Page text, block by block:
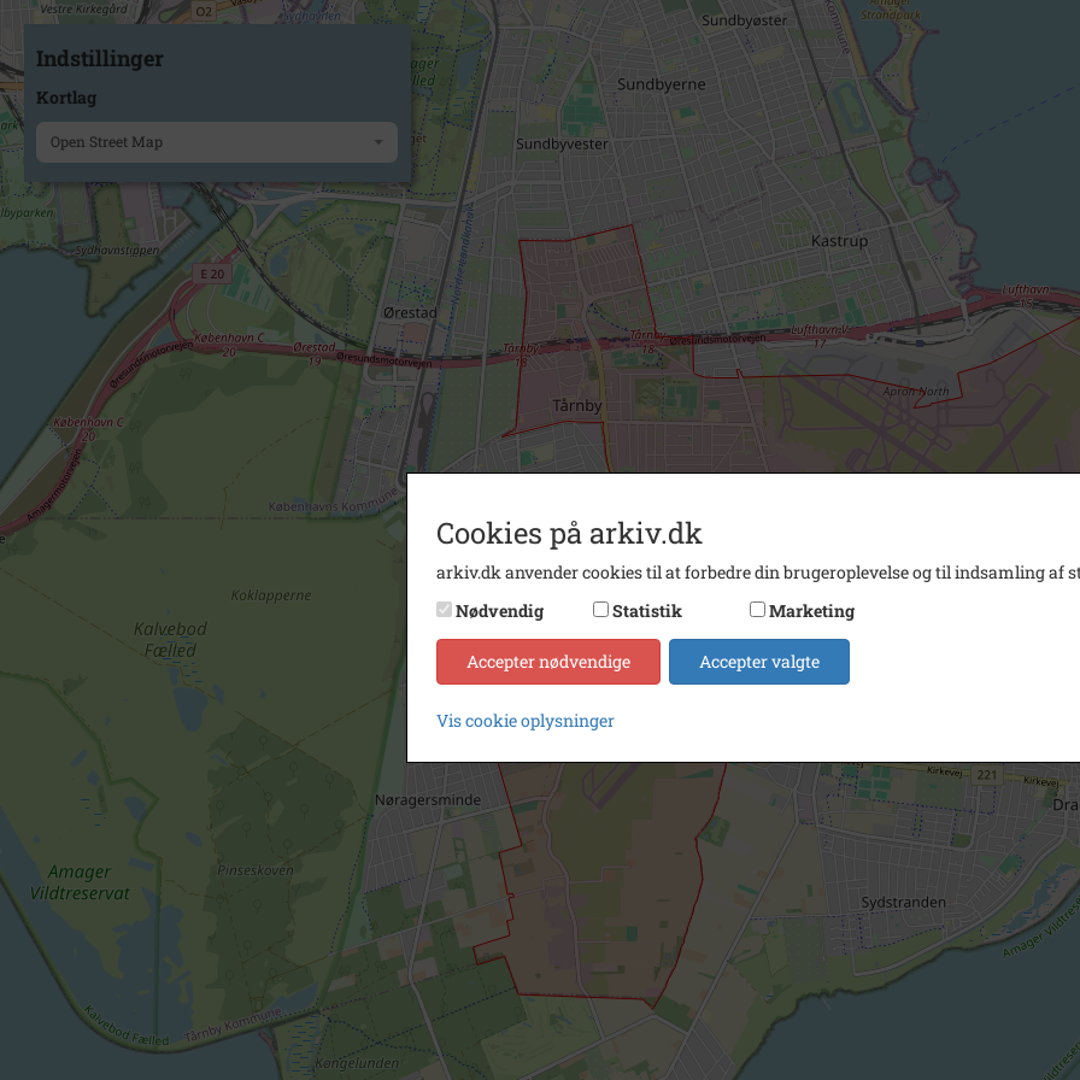
Indstillinger
Kortlag
Open Street Map
Cookies på arkiv.dk
arkiv.dk anvender cookies til at forbedre din brugeroplevelse og til indsamling af
Nødvendig
Statistik Marketing
Accepter nødvendige Accepter valgte
Vis cookie oplysninger